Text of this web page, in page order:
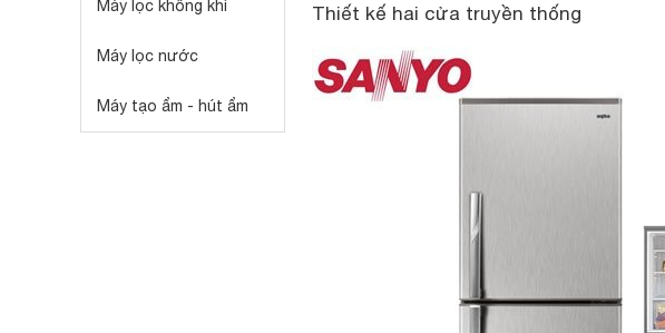
Máy lọc không khí
Máy lọc nước
Máy tạo ẩm - hút ẩm
Thiết kế hai cửa truyền thống